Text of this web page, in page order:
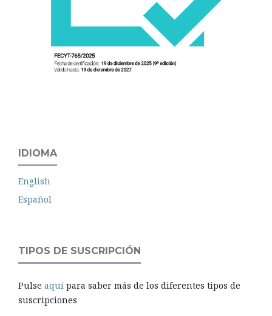
IDIOMA
English
Español
TIPOS DE SUSCRIPCIÓN
Pulse aquí para saber más de los diferentes tipos de
suscripciones